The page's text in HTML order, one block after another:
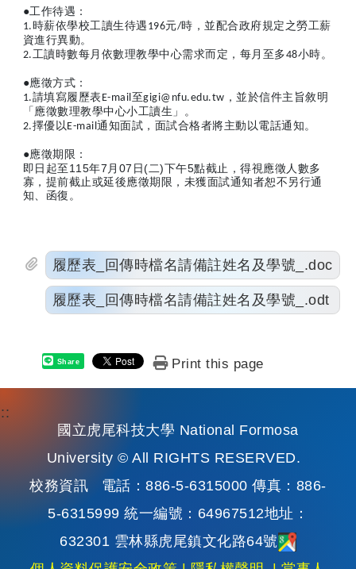
●工作待遇：
1. 時薪依學校工讀生待遇196元/時，並配合政府規定之勞工薪
資進行異動。
2.工讀時數每月依數理教學中心需求而定，每月至多48小時。
●應徵方式：
1.請填寫履歷表E-mail至gigi@nfu.edu.tw，並於信件主旨敘明
「應徵數理教學中心小工讀生」。
2.擇優以E-mail通知面試，面試合格者將主動以電話通知。
●應徵期限：
即日起至115年7月07日(二)下午5點截止，得視應徵人數多
寡，提前截止或延後應徵期限，未獲面試通知者恕不另行通
知、函復。
履歷表_回傳時檔名請備註姓名及學號_.doc
履歷表_回傳時檔名請備註姓名及學號_.odt
Share Print this page
國立虎尾科技大學 National Formosa
University © All RIGHTS RESERVED.
校務資訊 電話：886-5-6315000 傳真：886-
5-6315999 統一編號：64967512地址：
632301 雲林縣虎尾鎮文化路64號